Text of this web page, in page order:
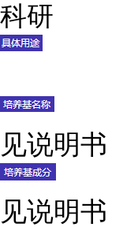
科研
见说明书
见说明书